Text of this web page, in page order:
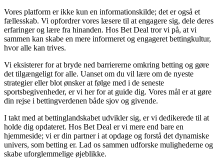
Vores platform er ikke kun en informationskilde; det er også et
fællesskab. Vi opfordrer vores læsere til at engagere sig, dele deres
erfaringer og lære fra hinanden. Hos Bet Deal tror vi på, at vi
sammen kan skabe en mere informeret og engageret bettingkultur,
hvor alle kan trives.
Vi eksisterer for at bryde ned barriererne omkring betting og gøre
det tilgængeligt for alle. Uanset om du vil lære om de nyeste
strategier eller blot ønsker at følge med i de seneste
sportsbegivenheder, er vi her for at guide dig. Vores mål er at gøre
din rejse i bettingverdenen både sjov og givende.
I takt med at bettinglandskabet udvikler sig, er vi dedikerede til at
holde dig opdateret. Hos Bet Deal er vi mere end bare en
hjemmeside; vi er din partner i at opdage og forstå det dynamiske
univers, som betting er. Lad os sammen udforske mulighederne og
skabe uforglemmelige øjeblikke.